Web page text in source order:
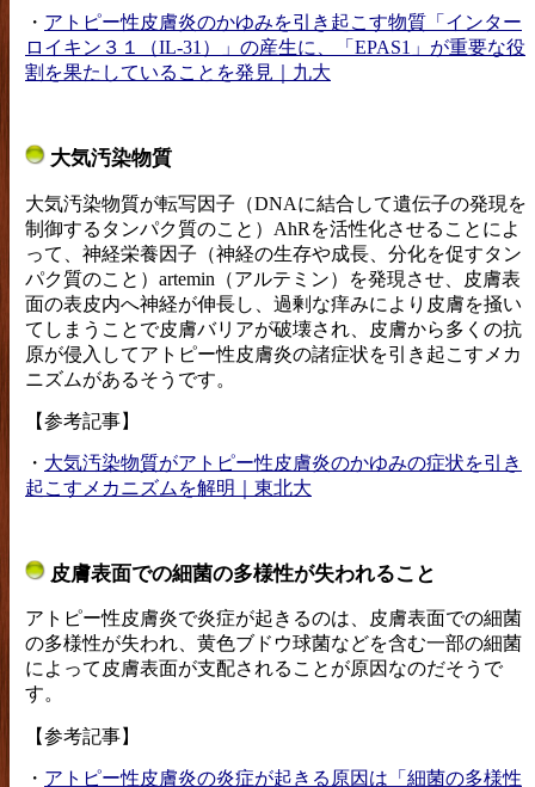
・ アトピー性皮膚炎のかゆみを引き起こす物質「インター
ロイキン３１（IL-31）」の産生に、「EPAS1」が重要な役
割を果たしていることを発見｜九大
大気汚染物質
大気汚染物質が転写因子（DNAに結合して遺伝子の発現を
制御するタンパク質のこと）AhRを活性化させることによ
って、神経栄養因子（神経の生存や成長、分化を促すタン
パク質のこと）artemin（アルテミン）を発現させ、皮膚表
面の表皮内へ神経が伸長し、過剰な痒みにより皮膚を掻い
てしまうことで皮膚バリアが破壊され、皮膚から多くの抗
原が侵入してアトピー性皮膚炎の諸症状を引き起こすメカ
ニズムがあるそうです。
【参考記事】
・ 大気汚染物質がアトピー性皮膚炎のかゆみの症状を引き
起こすメカニズムを解明｜東北大
皮膚表面での細菌の多様性が失われること
アトピー性皮膚炎で炎症が起きるのは、皮膚表面での細菌
の多様性が失われ、黄色ブドウ球菌などを含む一部の細菌
によって皮膚表面が支配されることが原因なのだそうで
す。
【参考記事】
・ アトピー性皮膚炎の炎症が起きる原因は「細菌の多様性